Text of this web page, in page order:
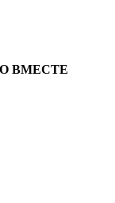
ВМЕСТЕ